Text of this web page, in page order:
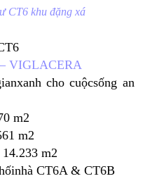
CT6 khu đặng xá
VIGLACERA
xanh chocuộcsống an
m2
m2
14.233 m2
nhà CT6A & CT6B